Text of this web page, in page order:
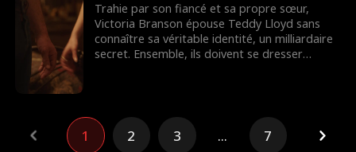
Trahie par son fiancé et sa propre sœur,
Victoria Branson épouse Teddy Lloyd sans
connaître sa véritable identité, un milliardaire
secret. Ensemble, ils doivent se dresser
1 2 3 ... 7